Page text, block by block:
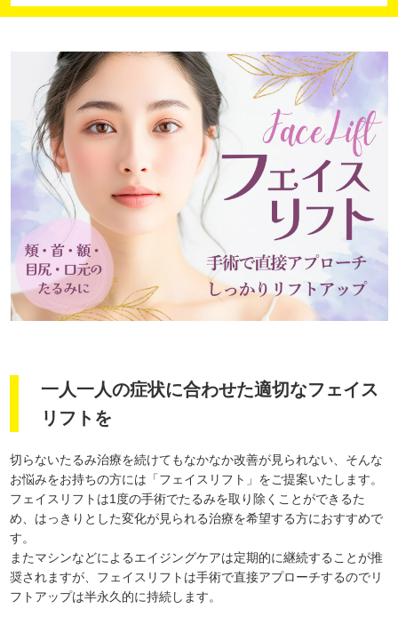
一人一人の症状に合わせた適切なフェイス
リフトを
切らないたるみ治療を続けてもなかなか改善が見られない、そんな
お悩みをお持ちの方には「フェイスリフト」をご提案いたします。
フェイスリフトは1度の手術でたるみを取り除くことができるた
め、はっきりとした変化が見られる治療を希望する方におすすめで
す。
またマシンなどによるエイジングケアは定期的に継続することが推
奨されますが、フェイスリフトは手術で直接アプローチするのでリ
フトアップは半永久的に持続します。